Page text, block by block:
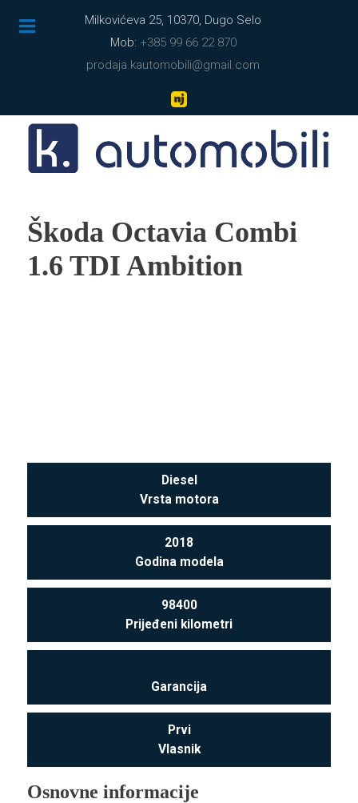
Milkovićeva 25, 10370, Dugo Selo
Mob: +385 99 66 22 870
prodaja.kautomobili@gmail.com
Škoda Octavia Combi
1.6 TDI Ambition
Diesel
Vrsta motora
2018
Godina modela
98400
Prijeđeni kilometri
Garancija
Prvi
Vlasnik
Osnovne informacije